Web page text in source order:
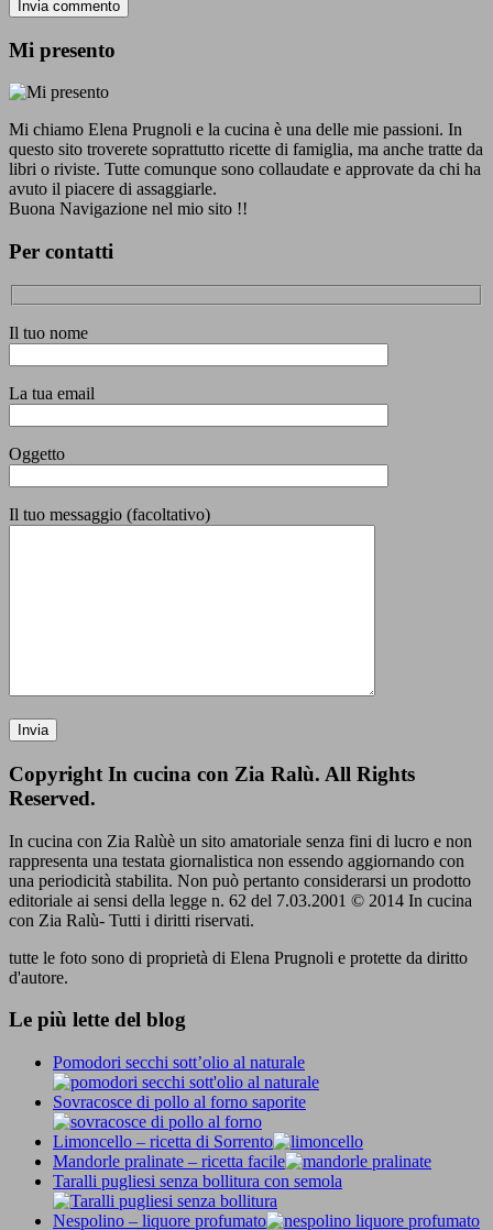
Mi presento
Mi chiamo Elena Prugnoli e la cucina è una delle mie passioni. In
questo sito troverete soprattutto ricette di famiglia, ma anche tratte da
libri o riviste. Tutte comunque sono collaudate e approvate da chi ha
avuto il piacere di assaggiarle.
Buona Navigazione nel mio sito !!
Per contatti
Il tuo nome
La tua email
Oggetto
Il tuo messaggio (facoltativo)
Copyright In cucina con Zia Ralù. All Rights
Reserved.
In cucina con Zia Ralùè un sito amatoriale senza fini di lucro e non
rappresenta una testata giornalistica non essendo aggiornando con
una periodicità stabilita. Non può pertanto considerarsi un prodotto
editoriale ai sensi della legge n. 62 del 7.03.2001 © 2014 In cucina
con Zia Ralù- Tutti i diritti riservati.
tutte le foto sono di proprietà di Elena Prugnoli e protette da diritto
d'autore.
Le più lette del blog
Pomodori secchi sott’olio al naturale
Sovracosce di pollo al forno saporite
Limoncello – ricetta di Sorrento
Mandorle pralinate – ricetta facile
Taralli pugliesi senza bollitura con semola
Nespolino – liquore profumato